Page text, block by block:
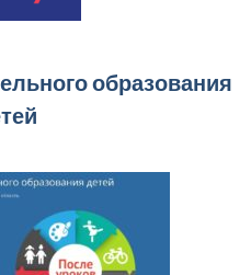
образования